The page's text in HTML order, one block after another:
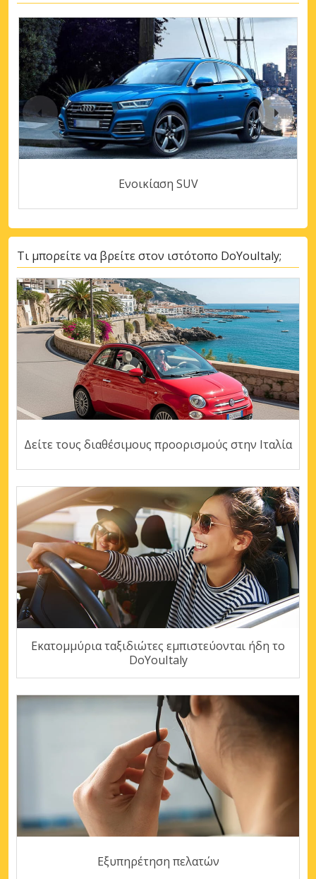
Ενοικίαση SUV
Τι μπορείτε να βρείτε στον ιστότοπο DoYouItaly;
Δείτε τους διαθέσιμους προορισμούς στην Ιταλία
Εκατομμύρια ταξιδιώτες εμπιστεύονται ήδη το
DoYouItaly
Εξυπηρέτηση πελατών